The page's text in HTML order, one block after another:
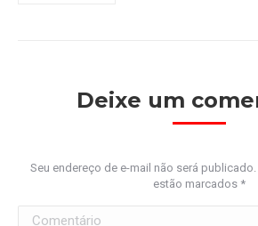
Deixe um
Seu endereço de e-mail não será
estão marcados *
Comentário